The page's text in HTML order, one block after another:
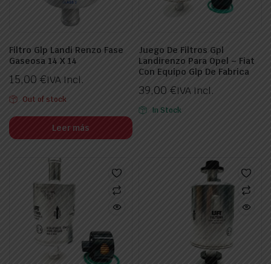
Filtro Glp Landi Renzo Fase
Gaseosa 14 X 14
15,00 €IVA Incl.
Out of stock
Leer más
Juego De Filtros Gpl
Landirenzo Para Opel – Fiat
Con Equipo Glp De Fabrica
39,00 €IVA Incl.
In Stock